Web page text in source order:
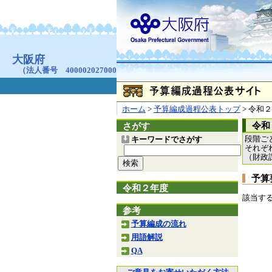
ホーム > 予算編成過程公表トップ> 令和
さがす
キーワードでさがす
令和２年度
参考
予算編成の流れ
用語解説
QA
令
段階ご
それぞ
（財
予算
該当す
お問合せ 個人情報の取り扱
大阪府
（法人番号 4000020270008）
本庁 〒540-8570 大阪市
咲洲庁舎
〒559-8555 大阪市
© Copyright 2003-2026